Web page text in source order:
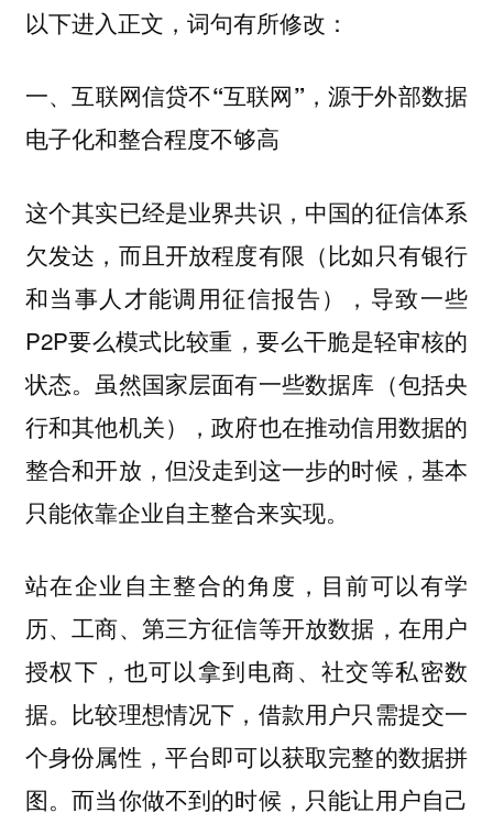
以下进入正文，词句有所修改：
一、互联网信贷不“互联网”，源于外部数据
电子化和整合程度不够高
这个其实已经是业界共识，中国的征信体系
欠发达，而且开放程度有限（比如只有银行
和当事人才能调用征信报告），导致一些
P2P要么模式比较重，要么干脆是轻审核的
状态。虽然国家层面有一些数据库（包括央
行和其他机关），政府也在推动信用数据的
整合和开放，但没走到这一步的时候，基本
只能依靠企业自主整合来实现。
站在企业自主整合的角度，目前可以有学
历、工商、第三方征信等开放数据，在用户
授权下，也可以拿到电商、社交等私密数
据。比较理想情况下，借款用户只需提交一
个身份属性，平台即可以获取完整的数据拼
图。而当你做不到的时候，只能让用户自己